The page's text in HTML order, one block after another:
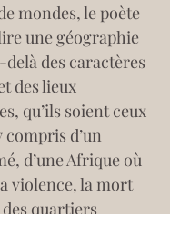
mondes, le poète
une géographie
delà des caractères
des lieux
qu’ils soient ceux
compris d’un
d’une Afrique où
violence, la mort
des quartiers